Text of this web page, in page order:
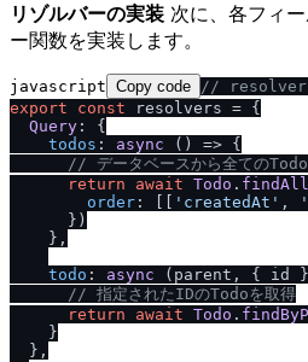
リゾルバーの実装 次に、各フィ
ー関数を実装します。
javascript Copy code //
export
const resolvers = {
Query : {
todos : async () => {
// データベースから全ての
return
await Todo . findAll
order : [[ 'createdAt' ,
      })
    },
todo : async (parent, { id
// 指定されたIDのTodoを取得
return
await Todo .
    }
  },